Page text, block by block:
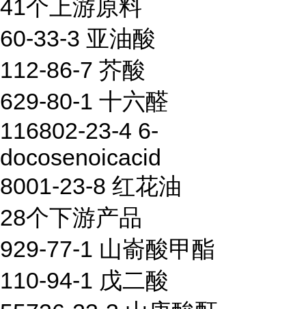
41个上游原料
60-33-3 亚油酸
112-86-7 芥酸
629-80-1 十六醛
116802-23-4 6-
docosenoicacid
8001-23-8 红花油
28个下游产品
929-77-1 山嵛酸甲酯
110-94-1 戊二酸